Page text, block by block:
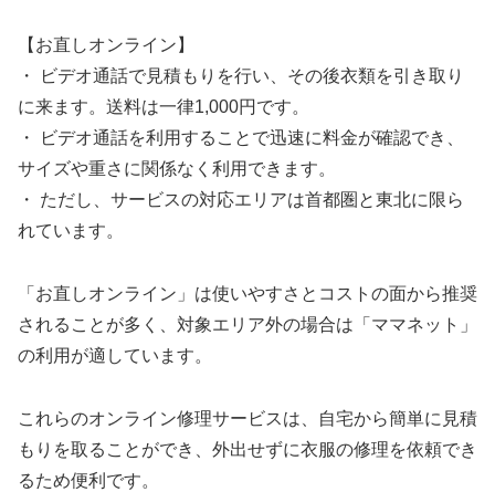
【お直しオンライン】
・ ビデオ通話で見積もりを行い、その後衣類を引き取り
に来ます。送料は一律1,000円です。
・ ビデオ通話を利用することで迅速に料金が確認でき、
サイズや重さに関係なく利用できます。
・ ただし、サービスの対応エリアは首都圏と東北に限ら
れています。
「お直しオンライン」は使いやすさとコストの面から推奨
されることが多く、対象エリア外の場合は「ママネット」
の利用が適しています。
これらのオンライン修理サービスは、自宅から簡単に見積
もりを取ることができ、外出せずに衣服の修理を依頼でき
るため便利です。